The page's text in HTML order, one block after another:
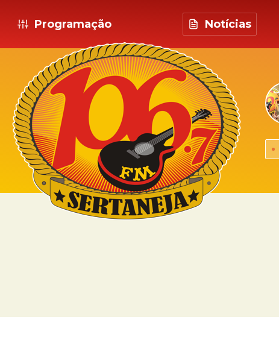
Programação Notícias